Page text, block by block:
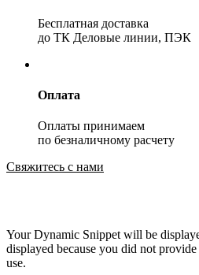
Бесплатная доставка
до ТК Деловые линии, ПЭК
Оплата
Оплаты принимаем
по безналичному расчету
Свяжитесь с нами
Your Dynamic Snippet will be
displayed because you did not
use.